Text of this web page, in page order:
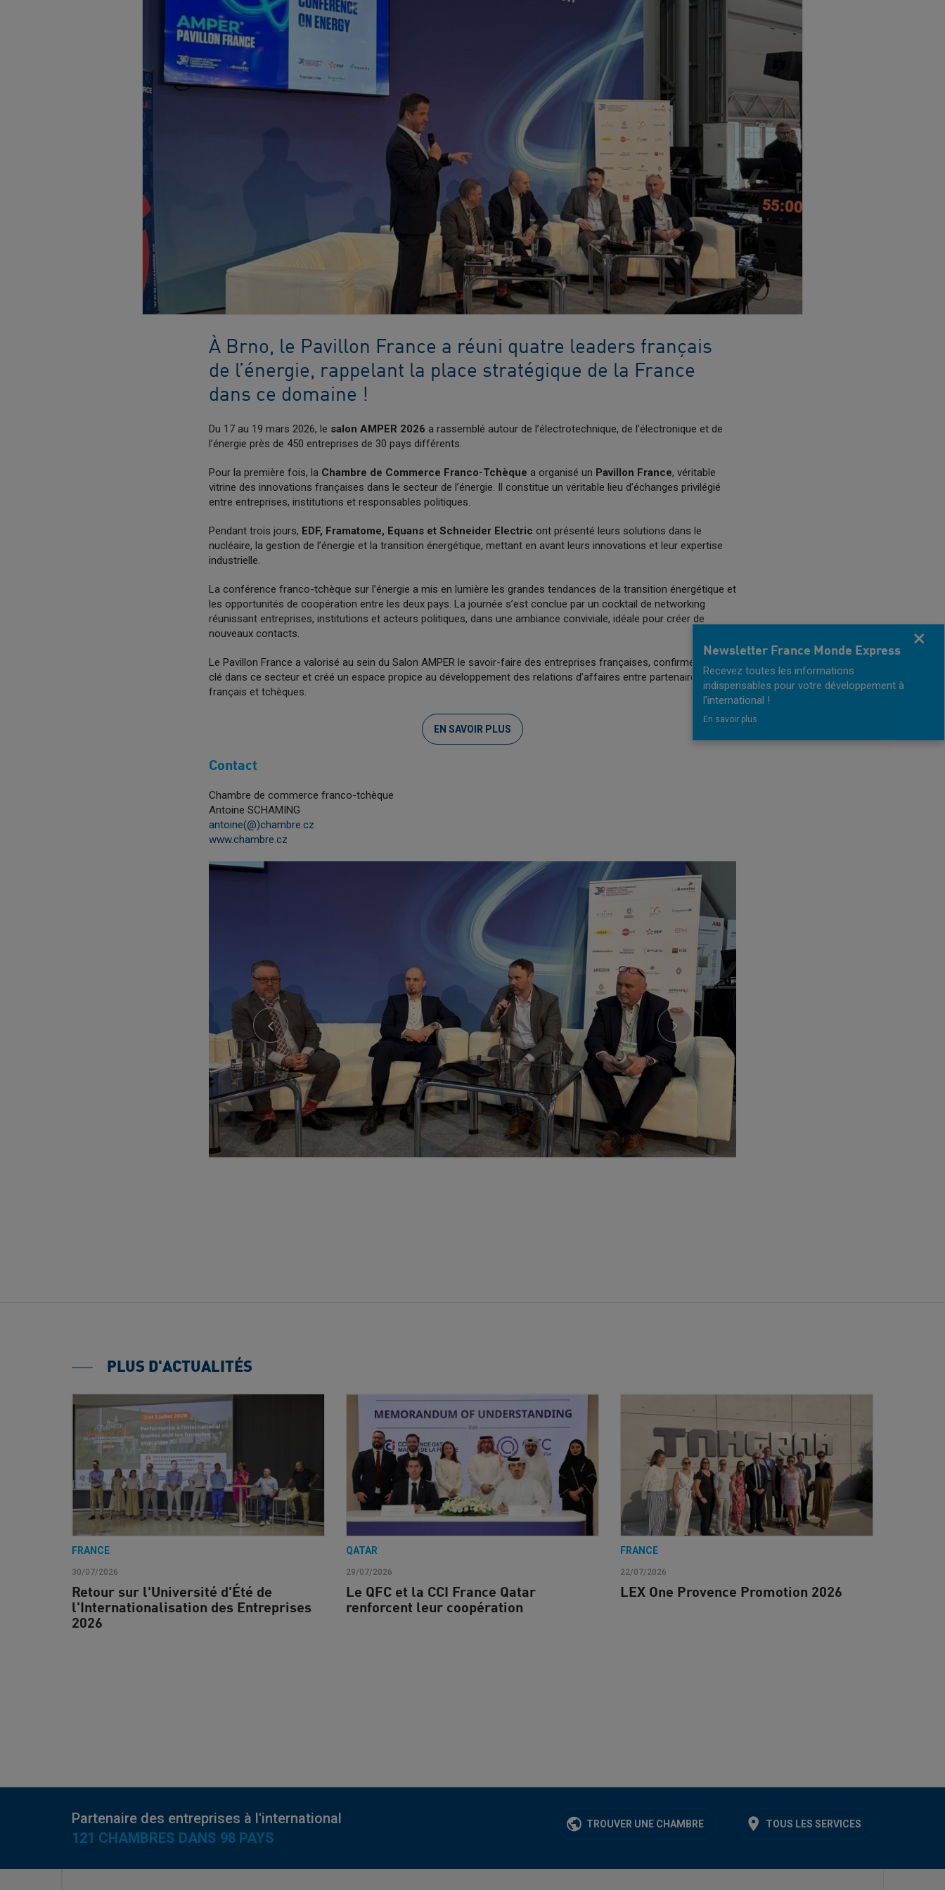
À Brno, le Pavillon France a réuni quatre leaders français
de l’énergie, rappelant la place stratégique de la France
dans ce domaine !
Du 17 au 19 mars 2026, le salon AMPER 2026 a rassemblé autour de l’électrotechnique, de l’électronique et de
l’énergie près de 450 entreprises de 30 pays différents.
Pour la première fois, la Chambre de Commerce Franco-Tchèque a organisé un Pavillon France, véritable
vitrine des innovations françaises dans le secteur de l’énergie. Il constitue un véritable lieu d’échanges privilégié
entre entreprises, institutions et responsables politiques.
Pendant trois jours, EDF, Framatome, Equans et Schneider Electric ont présenté leurs solutions dans le
nucléaire, la gestion de l’énergie et la transition énergétique, mettant en avant leurs innovations et leur expertise
industrielle.
La conférence franco-tchèque sur l’énergie a mis en lumière les grandes tendances de la transition énergétique et
les opportunités de coopération entre les deux pays. La journée s’est conclue par un cocktail de networking
réunissant entreprises, institutions et acteurs politiques, dans une ambiance conviviale, idéale pour créer de
nouveaux contacts.
Le Pavillon France a valorisé au sein du Salon AMPER le savoir-faire des entreprises françaises, confirmé leur rôle
clé dans ce secteur et créé un espace propice au développement des relations d’affaires entre partenaires
français et tchèques.
EN SAVOIR PLUS
Contact
Chambre de commerce franco-tchèque
Antoine SCHAMING
antoine(@)chambre.cz
www.chambre.cz
Previous Next
PLUS D'ACTUALITÉS
FRANCE
30/07/2026
Retour sur l'Université d'Été de
l'Internationalisation des Entreprises
2026
QATAR
29/07/2026
Le QFC et la CCI France Qatar
renforcent leur coopération
FRANCE
22/07/2026
LEX One Provence Promotion 2026
Partenaire des entreprises à l'international
121 CHAMBRES DANS 98 PAYS
TOUS LES SERVICES
TROUVER UNE CHAMBRE
Newsletter France Monde Express
Recevez toutes les informations
indispensables pour votre développement à
l'international !
En savoir plus